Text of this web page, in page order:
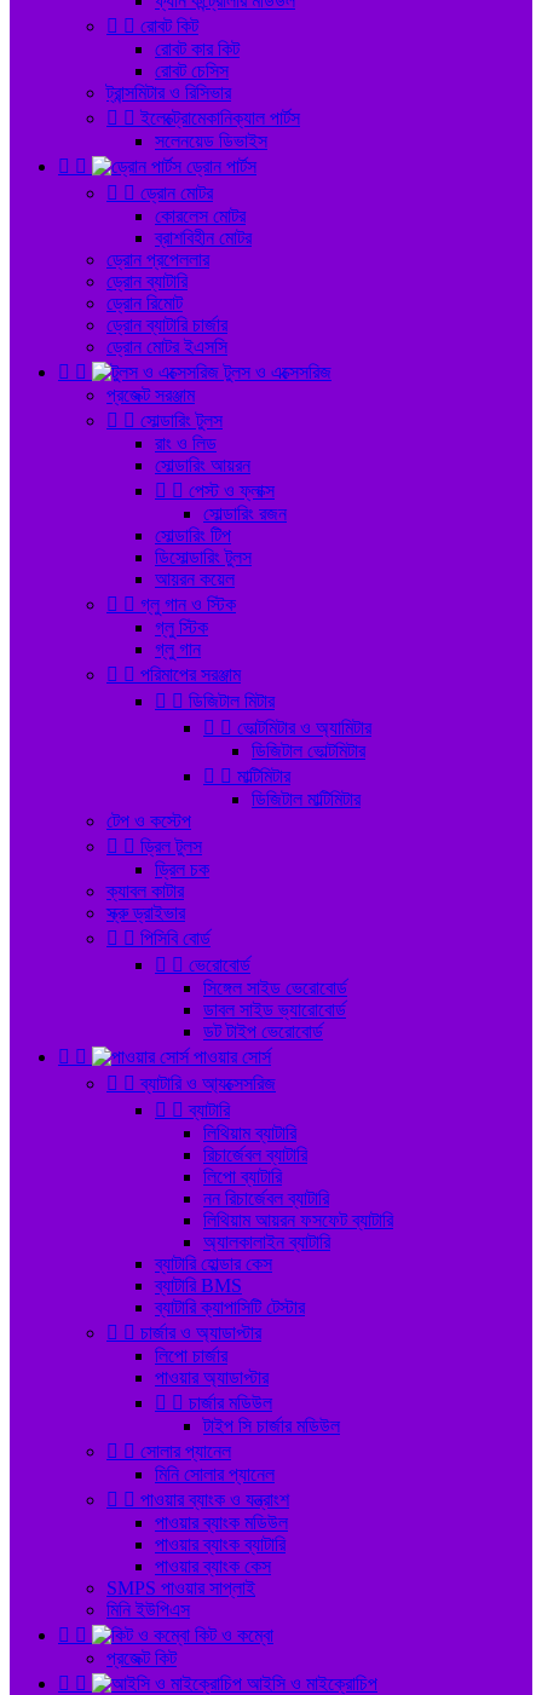
  রোবট কিট
রোবট কার কিট
রোবট চেসিস
ট্রান্সমিটার ও রিসিভার
  ইলেক্ট্রোমেকানিক্যাল পার্টস
সলেনয়েড ডিভাইস
 
ড্রোন পার্টস
  ড্রোন মোটর
কোরলেস মোটর
ব্রাশবিহীন মোটর
ড্রোন প্রপেললার
ড্রোন ব্যাটারি
ড্রোন রিমোট
ড্রোন ব্যাটারি চার্জার
ড্রোন মোটর ইএসসি
 
টুলস ও এক্সেসরিজ
প্রজেক্ট সরঞ্জাম
  সোল্ডারিং টুলস
রাং ও লিড
সোল্ডারিং আয়রন
  পেস্ট ও ফ্লাক্স
সোল্ডারিং রজন
সোল্ডারিং টিপ
ডিসোল্ডারিং টুলস
আয়রন কয়েল
  গ্লু গান ও স্টিক
গ্লু স্টিক
গ্লু গান
  পরিমাপের সরঞ্জাম
  ডিজিটাল মিটার
  ভোল্টমিটার ও অ্যামিটার
ডিজিটাল ভোল্টমিটার
  মাল্টিমিটার
ডিজিটাল মাল্টিমিটার
টেপ ও কস্টেপ
  ড্রিল টুলস
ড্রিল চক
ক্যাবল কাটার
স্ক্রু ড্রাইভার
  পিসিবি বোর্ড
  ভেরোবোর্ড
সিঙ্গেল সাইড ভেরোবোর্ড
ডাবল সাইড ভ্যারোবোর্ড
ডট টাইপ ভেরোবোর্ড
 
পাওয়ার সোর্স
  ব্যাটারি ও আ্যক্সেসরিজ
  ব্যাটারি
লিথিয়াম ব্যাটারি
রিচার্জেবল ব্যাটারি
লিপো ব্যাটারি
নন রিচার্জেবল ব্যাটারি
লিথিয়াম আয়রন ফসফেট ব্যাটারি
অ্যালকালাইন ব্যাটারি
ব্যাটারি হোল্ডার কেস
ব্যাটারি BMS
ব্যাটারি ক্যাপাসিটি টেস্টার
  চার্জার ও অ্যাডাপ্টার
লিপো চার্জার
পাওয়ার অ্যাডাপ্টার
  চার্জার মডিউল
টাইপ সি চার্জার মডিউল
  সোলার প্যানেল
মিনি সোলার প্যানেল
  পাওয়ার ব্যাংক ও যন্ত্রাংশ
পাওয়ার ব্যাংক মডিউল
পাওয়ার ব্যাংক ব্যাটারি
পাওয়ার ব্যাংক কেস
SMPS পাওয়ার সাপ্লাই
মিনি ইউপিএস
 
কিট ও কম্বো
প্রজেক্ট কিট
 
আইসি ও মাইক্রোচিপ